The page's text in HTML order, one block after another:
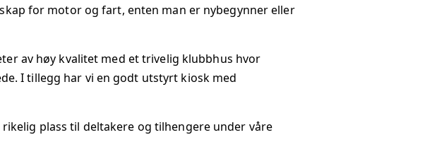
STYRET
for motor og fart, enten man er nybegynner eller
av høy kvalitet med et trivelig klubbhus hvor
I tillegg har vi en godt utstyrt kiosk med
plass til deltakere og tilhengere under våre